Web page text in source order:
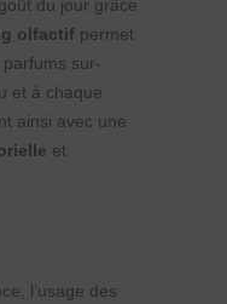
du jour grâce
olfactif permet
parfums sur-
et à chaque
ainsi avec une
et
l’usage des